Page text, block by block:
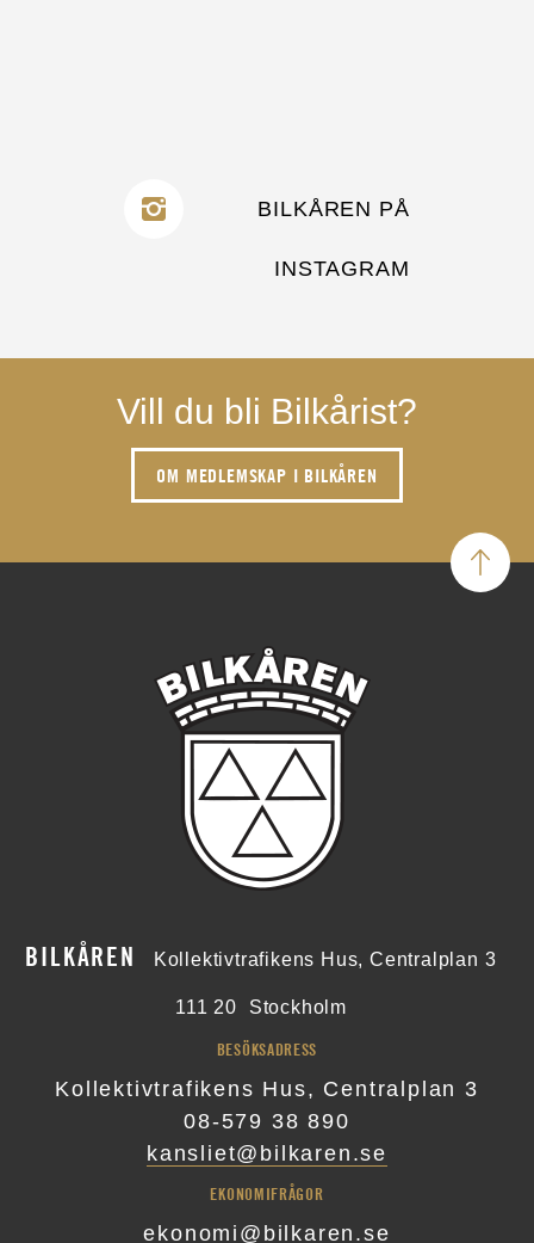
BILKÅREN PÅ
INSTAGRAM
Vill du bli Bilkårist?
OM MEDLEMSKAP I BILKÅREN
BILKÅREN Kollektivtrafikens Hus, Centralplan 3
111 20 Stockholm
BESÖKSADRESS
Kollektivtrafikens Hus, Centralplan 3
08-579 38 890
kansliet@bilkaren.se
EKONOMIFRÅGOR
ekonomi@bilkaren.se